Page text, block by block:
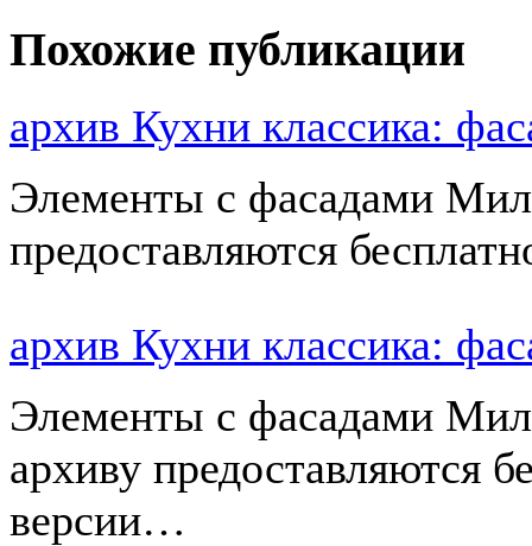
Похожие публикации
архив Кухни классика:
Элементы с фасадами
предоставляются
архив Кухни классика:
Элементы с фасадами
архиву предоставляются
версии…